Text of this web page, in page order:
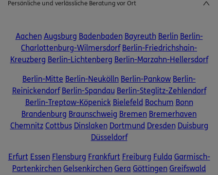
Meine Versicherungen
Sehen Sie auf einen Blick Ihre Versicherungen bei ERGO,
dem ERGO Rechtsschutz und der DKV.
Zum Kundenportal
Persönliche und verlässliche Beratung vor Ort
Aachen Augsburg Badenbaden Bayreuth Berlin Berlin-
Charlottenburg-Wilmersdorf Berlin-Friedrichshain-
Kreuzberg Berlin-Lichtenberg Berlin-Marzahn-Hellersdorf
Berlin-Mitte Berlin-Neukölln Berlin-Pankow Berlin-
Reinickendorf Berlin-Spandau Berlin-Steglitz-Zehlendorf
Berlin-Treptow-Köpenick Bielefeld Bochum Bonn
Brandenburg Braunschweig Bremen Bremerhaven
Chemnitz Cottbus Dinslaken Dortmund Dresden Duisburg
Düsseldorf
Erfurt Essen Flensburg Frankfurt Freiburg Fulda Garmisch-
Partenkirchen Gelsenkirchen Gera Göttingen Greifswald